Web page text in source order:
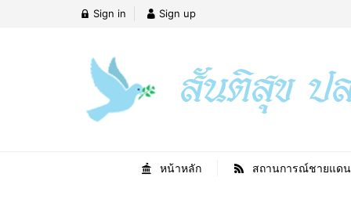
Sign in Sign up
หน้าหลัก สถานการณ์ชายแด